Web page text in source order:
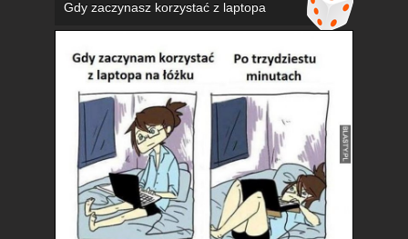
Gdy zaczynasz korzystać z laptopa